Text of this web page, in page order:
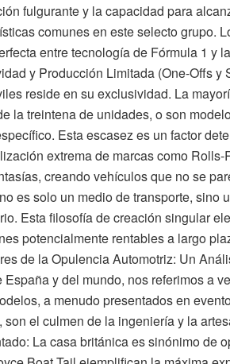
fulgurante y la capacidad para
comunes en este selecto grupo.
entre tecnología de Fórmula 1 y
y Producción Limitada (One-Offs
reside en su exclusividad. La
la treintena de unidades, o son
Esta escasez es un factor
extrema de marcas como
creando vehículos que no se
es solo un medio de transporte, sino
Esta filosofía de creación singular
potencialmente rentables a largo
de la Opulencia Automotriz: Un
España y del mundo, nos referimos a
a menudo presentados en
son el culmen de la ingeniería y la
La casa británica es sinónimo de